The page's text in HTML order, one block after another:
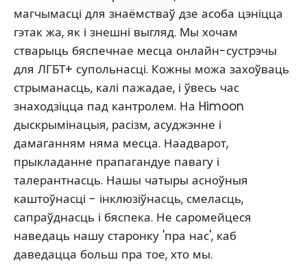
магчымасці для знаёмстваў дзе асоба цэніцца
гэтак жа, як і знешні выгляд. Мы хочам
стварыць бяспечнае месца онлайн-сустрэчы
для ЛГБТ+ супольнасці. Кожны можа захоўваць
стрыманасць, калі пажадае, і ўвесь час
знаходзіцца пад кантролем. На Himoon
дыскрымінацыя, расізм, асуджэнне і
дамаганням няма месца. Наадварот,
прыкладанне прапагандуе павагу і
талерантнасць. Нашы чатыры асноўныя
каштоўнасці - інклюзіўнасць, смеласць,
сапраўднасць і бяспека. Не саромейцеся
наведаць нашу старонку 'пра нас', каб
даведацца больш пра тое, хто мы.